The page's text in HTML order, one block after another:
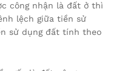
công nhận là đất ở thì
lệch giữa tiền sử
sử dụng đất tính theo